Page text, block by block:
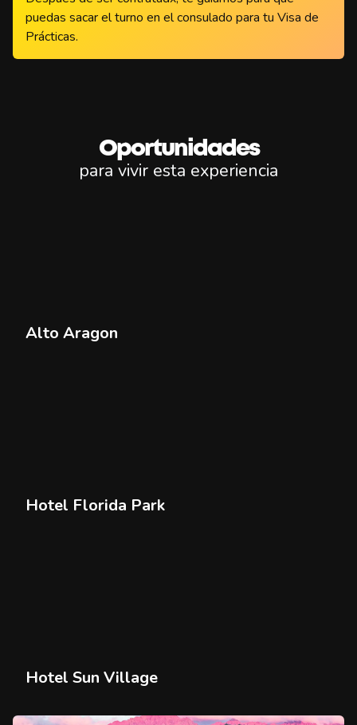
puedas sacar el turno en el consulado para tu Visa de
Prácticas.
Oportunidades
para vivir esta experiencia
Alto Aragon
Hotel Florida Park
Hotel Sun Village